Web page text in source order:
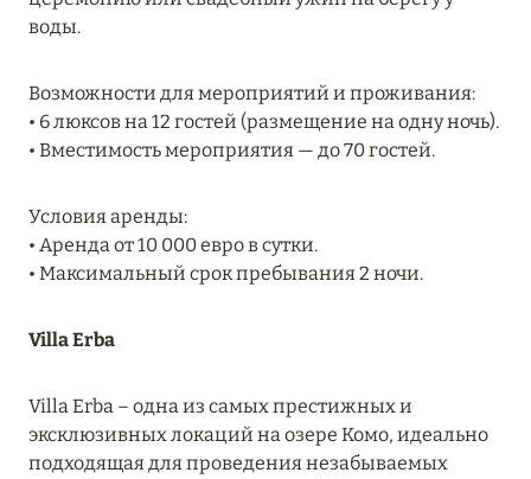
Подробнее
08 августа 2024
THE NAUTILUS MALDIVES: МАНТЫ, КИТОВЫЕ
Подробнее
Подробнее
воды.
Возможности для мероприятий и проживания:
• 6 люксов на 12 гостей (размещение на одну ночь).
• Вместимость мероприятия — до 70 гостей.
Условия аренды:
• Аренда от 10 000 евро в сутки.
• Максимальный срок пребывания 2 ночи.
Villa Erba
Villa Erba – одна из самых престижных и
эксклюзивных локаций на озере Комо, идеально
подходящая для проведения незабываемых